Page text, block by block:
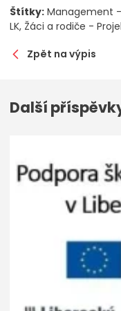
Štítky: Management -
LK Žáci a rodiče -
Zpět na výpis
Další